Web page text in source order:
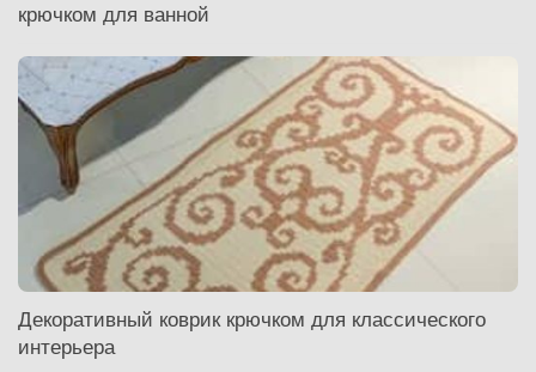
крючком для ванной
Декоративный коврик крючком для классического
интерьера